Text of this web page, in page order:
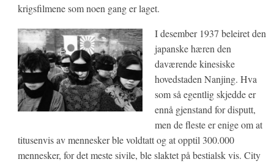
krigsfilmene som noen gang er laget.
I desember 1937 beleiret den
japanske hæren den
daværende kinesiske
hovedstaden Nanjing. Hva
som så egentlig skjedde er
ennå gjenstand for disputt,
men de fleste er enige om at
titusenvis av mennesker ble voldtatt og at opptil 300.000
mennesker, for det meste sivile, ble slaktet på bestialsk vis. City